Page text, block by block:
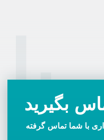
بگیرید
با شما تماس گرفته